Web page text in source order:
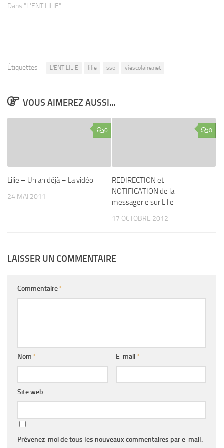
Dans "L'ENT LILIE"
Étiquettes : L'ENT LILIE lilie sso viescolaire.net
VOUS AIMEREZ AUSSI...
0
Lilie – Un an déjà – La vidéo
24 MAI 2011
0
REDIRECTION et
NOTIFICATION de la
messagerie sur Lilie
17 OCTOBRE 2012
LAISSER UN COMMENTAIRE
Commentaire*
Nom * E-mail *
Site web
Prévenez-moi de tous les nouveaux commentaires par e-mail.